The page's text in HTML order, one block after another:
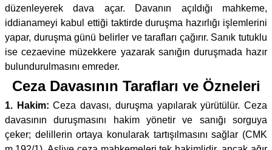
düzenleyerek dava açar. Davanın açıldığı mahkeme,
iddianameyi kabul ettiği taktirde duruşma hazırlığı işlemlerini
yapar, duruşma günü belirler ve tarafları çağırır. Sanık tutuklu
ise cezaevine müzekkere yazarak sanığın duruşmada hazır
bulundurulmasını emreder.
Ceza Davasının Tarafları ve Özneleri
1. Hakim: Ceza davası, duruşma yapılarak yürütülür. Ceza
davasının duruşmasını hakim yönetir ve sanığı sorguya
çeker; delillerin ortaya konularak tartışılmasını sağlar (CMK